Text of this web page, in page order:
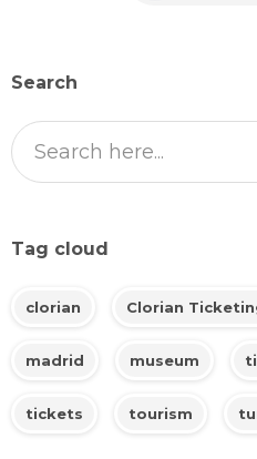
Search
Tag cloud
clorian Clorian
madrid museum
tickets tourism